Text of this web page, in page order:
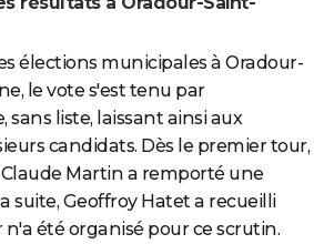
élections municipales à Oradour-
le vote s'est tenu par
liste, laissant ainsi aux
candidats. Dès le premier tour,
Claude Martin a remporté une
suite, Geoffroy Hatet a recueilli
n'a été organisé pour ce scrutin.